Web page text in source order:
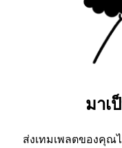
มาเ
ส่งเทมเพลตของคุณ